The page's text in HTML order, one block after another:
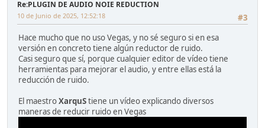
Re:PLUGIN DE AUDIO NOIE REDUCTION
#3
10 de Junio de 2025, 12:52:18
Hace mucho que no uso Vegas, y no sé seguro si en esa
versión en concreto tiene algún reductor de ruido.
Casi seguro que sí, porque cualquier editor de vídeo tiene
herramientas para mejorar el audio, y entre ellas está la
reducción de ruido.
El maestroXarquStiene un vídeo explicando diversos
maneras de reducir ruido en Vegas